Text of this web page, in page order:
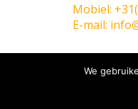
Mobiel:
E-mail:
We